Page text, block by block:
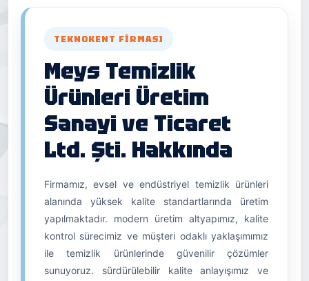
TEKNOKENT FIRMASI
Meys Temizlik
Ürünleri Üretim
Sanayi ve Ticaret
Ltd. Şti. Hakkında
Firmamız, evsel ve endüstriyel temizlik ürünleri
alanında yüksek kalite standartlarında üretim
yapılmaktadır. modern üretim altyapımız, kalite
kontrol sürecimiz ve müşteri odaklı yaklaşımımız
ile temizlik ürünlerinde güvenilir çözümler
sunuyoruz. sürdürülebilir kalite anlayışımız ve